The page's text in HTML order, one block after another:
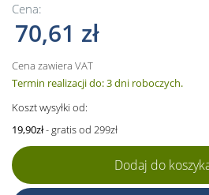
Cena:
70,61 zł
Cena zawiera VAT
Termin realizacji do: 3 dni roboczych.
Koszt wysyłki od:
19,90zł- gratis od 299zł
Dodaj do